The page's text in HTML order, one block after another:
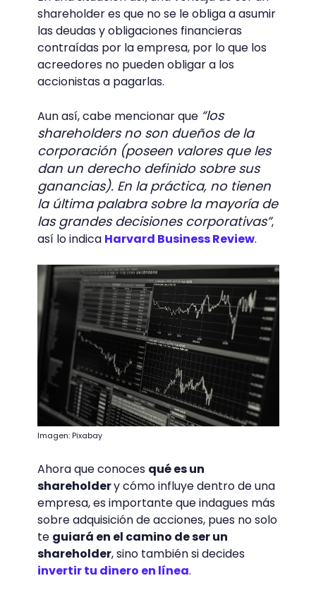
shareholder es que no se le obliga a asumir
las deudas y obligaciones financieras
contraídas por la empresa, por lo que los
acreedores no pueden obligar a los
accionistas a pagarlas.
Aun así, cabe mencionar que “los
shareholders no son dueños de la
corporación (poseen valores que les
dan un derecho definido sobre sus
ganancias). En la práctica, no tienen
la última palabra sobre la mayoría de
las grandes decisiones corporativas”,
así lo indica Harvard Business Review.
Imagen: Pixabay
Ahora que conoces qué es un
shareholdery cómo influye dentro de una
empresa, es importante que indagues más
sobre adquisición de acciones, pues no solo
te guiará en el camino de ser un
shareholder, sino también si decides
invertir tu dinero en línea.